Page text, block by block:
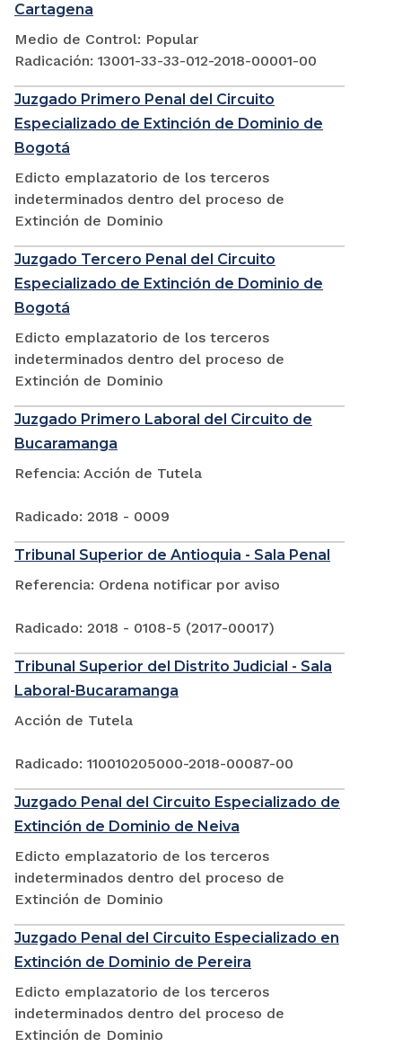
Cartagena
Medio de Control: Popular
Radicación: 13001-33-33-012-2018-00001-00
Juzgado Primero Penal del Circuito
Especializado de Extinción de Dominio de
Bogotá
Edicto emplazatorio de los terceros
indeterminados dentro del proceso de
Extinción de Dominio
Juzgado Tercero Penal del Circuito
Especializado de Extinción de Dominio de
Bogotá
Edicto emplazatorio de los terceros
indeterminados dentro del proceso de
Extinción de Dominio
Juzgado Primero Laboral del Circuito de
Bucaramanga
Refencia: Acción de Tutela
Radicado: 2018 - 0009
Tribunal Superior de Antioquia - Sala Penal
Referencia: Ordena notificar por aviso
Radicado: 2018 - 0108-5 (2017-00017)
Tribunal Superior del Distrito Judicial - Sala
Laboral-Bucaramanga
Acción de Tutela
Radicado: 110010205000-2018-00087-00
Juzgado Penal del Circuito Especializado de
Extinción de Dominio de Neiva
Edicto emplazatorio de los terceros
indeterminados dentro del proceso de
Extinción de Dominio
Juzgado Penal del Circuito Especializado en
Extinción de Dominio de Pereira
Edicto emplazatorio de los terceros
indeterminados dentro del proceso de
Extinción de Dominio